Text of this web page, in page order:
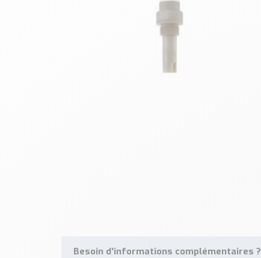
Besoin d'informations complémentaires ?